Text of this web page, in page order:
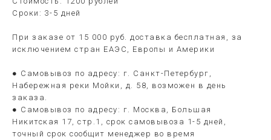
Сроки: 3-5 дней
При заказе от 15 000 руб. доставка бесплатная, за
исключением стран ЕАЭС, Европы и Америки
● Самовывоз по адресу: г. Санкт-Петербург,
Набережная реки Мойки, д. 58, возможен в день
заказа.
● Самовывоз по адресу: г. Москва, Большая
Никитская 17, стр.1, срок самовывоза 1-5 дней,
точный срок сообщит менеджер во время